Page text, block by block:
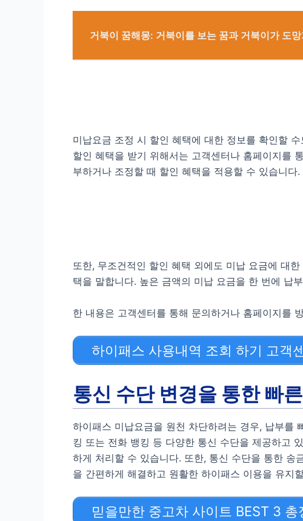
거북이 꿈해몽: 거북이를 보는 꿈과 거북이가 도
미납요금 조정 시 할인 혜택에 대한 정보를 확인할
할인 혜택을 받기 위해서는 고객센터나 홈페이지를
부하거나 조정할 때 할인 혜택을 적용할 수 있습니다.
또한, 무조건적인 할인 혜택 외에도 미납 요금에 대
택을 말합니다. 높은 금액의 미납 요금을 한 번에 납
한 내용은 고객센터를 통해 문의하거나 홈페이지를
하이패스 사용내역 조회 하기 고객
통신 수단 변경을 통한 빠
하이패스 미납요금을 원천 차단하려는 경우, 납부를
킹 또는 전화 뱅킹 등 다양한 통신 수단을 제공하고
하게 처리할 수 있습니다. 또한, 통신 수단을 통한 송
을 간편하게 해결하고 원활한 하이패스 이용을 유지
믿을만한 중고차 사이트 BEST 3 총